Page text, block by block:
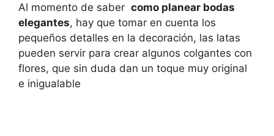
Al momento de saber como planear bodas
elegantes, hay que tomar en cuenta los
pequeños detalles en la decoración, las latas
pueden servir para crear algunos colgantes con
flores, que sin duda dan un toque muy original
e inigualable